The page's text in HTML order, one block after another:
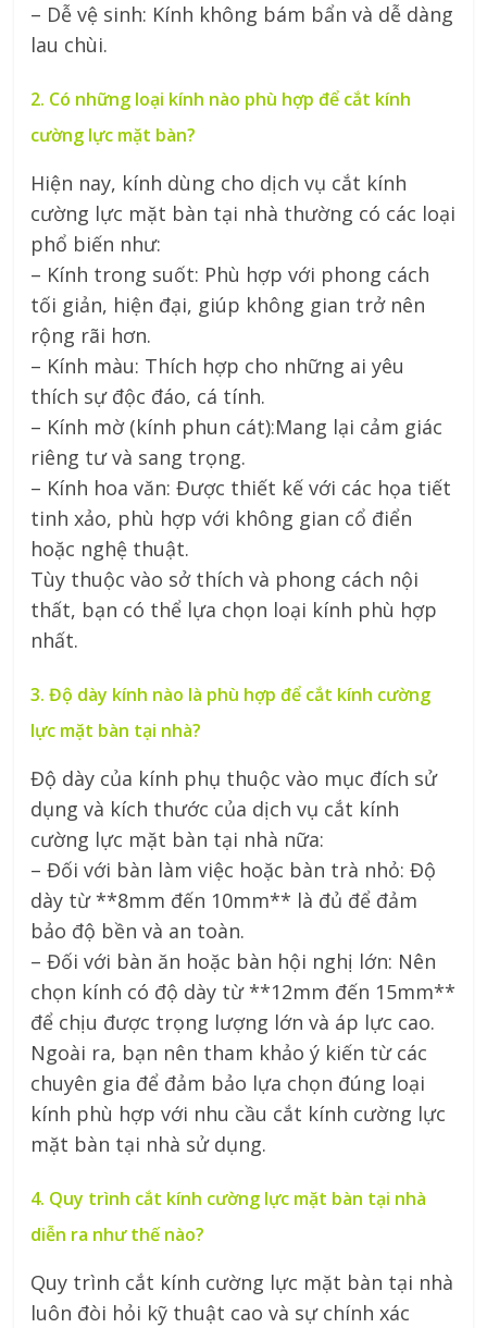
– Dễ vệ sinh: Kính không bám bẩn và dễ dàng
lau chùi.
2. Có những loại kính nào phù hợp để cắt kính
cường lực mặt bàn?
Hiện nay, kính dùng cho dịch vụ cắt kính
cường lực mặt bàn tại nhà thường có các loại
phổ biến như:
– Kính trong suốt: Phù hợp với phong cách
tối giản, hiện đại, giúp không gian trở nên
rộng rãi hơn.
– Kính màu: Thích hợp cho những ai yêu
thích sự độc đáo, cá tính.
– Kính mờ (kính phun cát):Mang lại cảm giác
riêng tư và sang trọng.
– Kính hoa văn: Được thiết kế với các họa tiết
tinh xảo, phù hợp với không gian cổ điển
hoặc nghệ thuật.
Tùy thuộc vào sở thích và phong cách nội
thất, bạn có thể lựa chọn loại kính phù hợp
nhất.
3. Độ dày kính nào là phù hợp để cắt kính cường
lực mặt bàn tại nhà?
Độ dày của kính phụ thuộc vào mục đích sử
dụng và kích thước của dịch vụ cắt kính
cường lực mặt bàn tại nhà nữa:
– Đối với bàn làm việc hoặc bàn trà nhỏ: Độ
dày từ **8mm đến 10mm** là đủ để đảm
bảo độ bền và an toàn.
– Đối với bàn ăn hoặc bàn hội nghị lớn: Nên
chọn kính có độ dày từ **12mm đến 15mm**
để chịu được trọng lượng lớn và áp lực cao.
Ngoài ra, bạn nên tham khảo ý kiến từ các
chuyên gia để đảm bảo lựa chọn đúng loại
kính phù hợp với nhu cầu cắt kính cường lực
mặt bàn tại nhà sử dụng.
4. Quy trình cắt kính cường lực mặt bàn tại nhà
diễn ra như thế nào?
Quy trình cắt kính cường lực mặt bàn tại nhà
luôn đòi hỏi kỹ thuật cao và sự chính xác